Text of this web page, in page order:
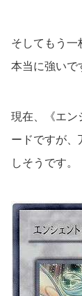
そしてもう一
本当に強いで
現在、《エン
ードですが、
しそうです。